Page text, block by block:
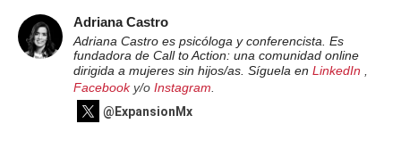
Adriana Castro
Adriana Castro es psicóloga y conferencista. Es
fundadora de Call to Action: una comunidad online
dirigida a mujeres sin hijos/as. Síguela en LinkedIn ,
Facebooky/o Instagram.
@ExpansionMx